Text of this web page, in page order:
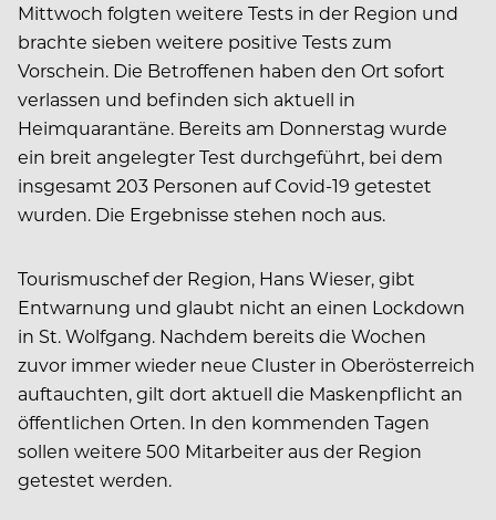
Mittwoch folgten weitere Tests in der Region und
brachte sieben weitere positive Tests zum
Vorschein. Die Betroffenen haben den Ort sofort
verlassen und befinden sich aktuell in
Heimquarantäne. Bereits am Donnerstag wurde
ein breit angelegter Test durchgeführt, bei dem
insgesamt 203 Personen auf Covid-19 getestet
wurden. Die Ergebnisse stehen noch aus.
Tourismuschef der Region, Hans Wieser, gibt
Entwarnung und glaubt nicht an einen Lockdown
in St. Wolfgang. Nachdem bereits die Wochen
zuvor immer wieder neue Cluster in Oberösterreich
auftauchten, gilt dort aktuell die Maskenpflicht an
öffentlichen Orten. In den kommenden Tagen
sollen weitere 500 Mitarbeiter aus der Region
getestet werden.